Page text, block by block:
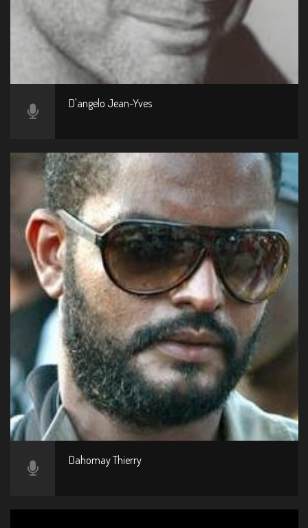
D'angelo Jean-Yves
Dahomay Thierry